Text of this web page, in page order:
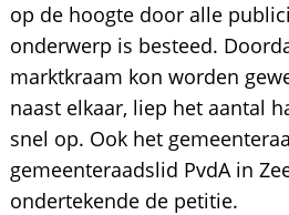
op de hoogte door alle
onderwerp is besteed.
marktkraam kon worden
naast elkaar, liep het aantal
snel op. Ook het
gemeenteraadslid PvdA in
ondertekende de petitie.